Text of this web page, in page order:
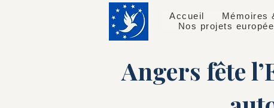
Accueil Mémoires
Nos projets
Angers fête